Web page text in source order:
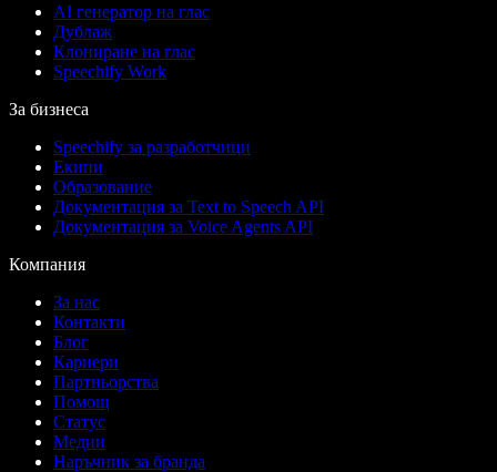
AI генератор на глас
Дублаж
Клониране на глас
Speechify Work
За бизнеса
Speechify за разработчици
Екипи
Образование
Документация за Text to Speech API
Документация за Voice Agents API
Компания
За нас
Контакти
Блог
Кариери
Партньорства
Помощ
Статус
Медии
Наръчник за бранда